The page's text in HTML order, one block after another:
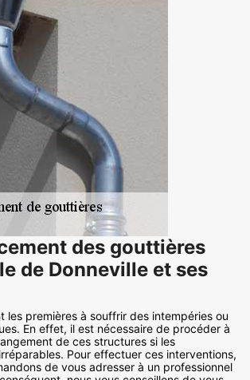
des gouttières
de Donneville et ses
les premières à souffrir des intempéries ou
En effet, il est nécessaire de procéder à
de ces structures si les
Pour effectuer ces interventions,
de vous adresser à un professionnel